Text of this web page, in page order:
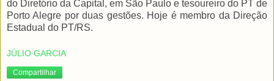
do Diretório da Capital, em São Paulo e tesoureiro do PT de
Porto Alegre por duas gestões. Hoje é membro da Direção
Estadual do PT/RS.
JÚLIO GARCIA
Compartilhar